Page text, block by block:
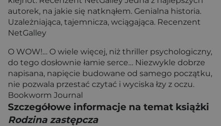
autorek, na jakie się natknąłem. Genialna historia.
Uzależniająca, tajemnicza, wciągająca. Recenzent
NetGalley
O WOW!… O wiele więcej, niż thriller psychologiczny,
do tego dosłownie łamie serce… Niezwykle dobrze
napisana, napięcie budowane od samego początku,
nie pozwala przestać czytać i wyciska łzy z oczu.
Bookworm Journal
Szczegółowe informacje na temat książki
Rodzina zastępcza